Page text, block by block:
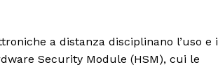
a distanza disciplinano l’uso e
Security Module (HSM), cui le